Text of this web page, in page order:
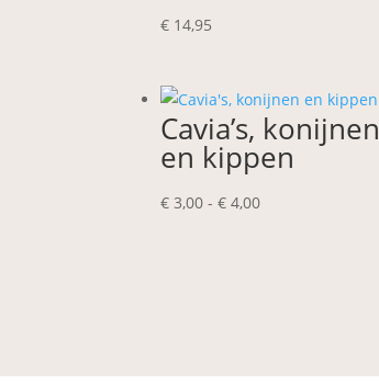
€ 14,95
Cavia’s, konijnen
en kippen
€ 3,00 - € 4,00Prijsklasse: